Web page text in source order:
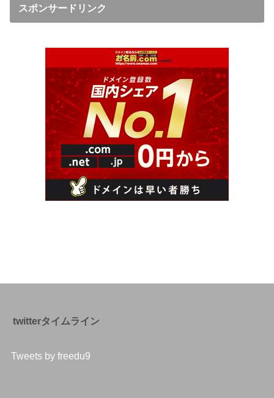
スポンサードリンク
twitterタイムライン
Tweets by freedu9